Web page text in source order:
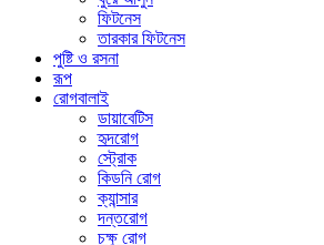
ফিটনেস
তারকার ফিটনেস
পুষ্টি ও রসনা
রূপ
রোগবালাই
ডায়াবেটিস
হৃদরোগ
স্ট্রোক
কিডনি রোগ
ক্যান্সার
দন্তরোগ
চক্ষু রোগ